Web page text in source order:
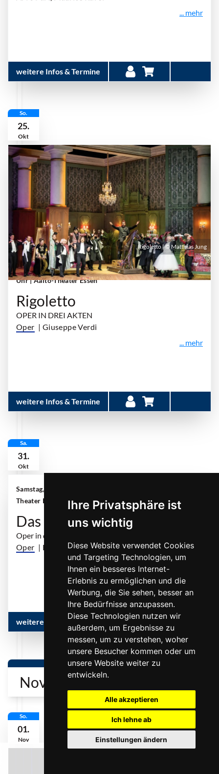
Ihre Privatsphäre ist
uns wichtig
Diese Website verwendet Cookies
und Targeting Technologien, um
Ihnen ein besseres Internet-
Erlebnis zu ermöglichen und die
Werbung, die Sie sehen, besser an
Ihre Bedürfnisse anzupassen.
Diese Technologien nutzen wir
außerdem, um Ergebnisse zu
messen, um zu verstehen, woher
unsere Besucher kommen oder um
unsere Website weiter zu
entwickeln.
Alle akzeptieren
Ich lehne ab
Einstellungen ändern
... mehr
weitere Infos & Termine
So.
25.
Okt
Sonntag, 25. Oktober 2026 | 16:30 Uhr - 19:15
Uhr| Aalto-Theater Essen
Rigoletto
OPER IN DREI AKTEN
Oper | Giuseppe Verdi
... mehr
weitere Infos & Termine
Rigoletto | © Matthias Jung
Sa.
31.
Okt
Samstag, 31. Oktober 2026 | 19:00 Uhr
Theater Essen
Das Wunder der Heliane
Oper in drei Akten
Oper | Erich Wolfgang Korngold
... mehr
weitere Infos & Termine
November 2026
So.
01.
Nov